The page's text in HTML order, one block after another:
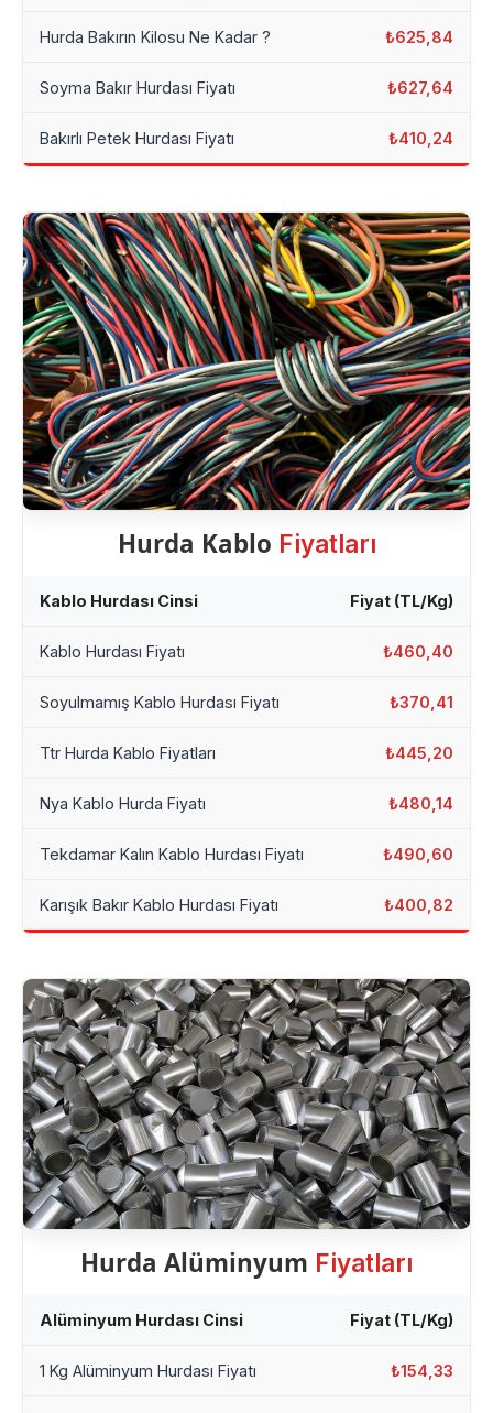
Hurda Bakırın Kilosu Ne Kadar ? ₺625,84
Soyma Bakır Hurdası Fiyatı ₺627,64
Bakırlı Petek Hurdası Fiyatı ₺410,24
Hurda Kablo Fiyatları
Kablo Hurdası Cinsi Fiyat (TL/Kg)
Kablo Hurdası Fiyatı ₺460,40
Soyulmamış Kablo Hurdası Fiyatı ₺370,41
Ttr Hurda Kablo Fiyatları ₺445,20
Nya Kablo Hurda Fiyatı ₺480,14
Tekdamar Kalın Kablo Hurdası Fiyatı ₺490,60
Karışık Bakır Kablo Hurdası Fiyatı ₺400,82
Hurda Alüminyum Fiyatları
Alüminyum Hurdası Cinsi Fiyat (TL/Kg)
1 Kg Alüminyum Hurdası Fiyatı ₺154,33